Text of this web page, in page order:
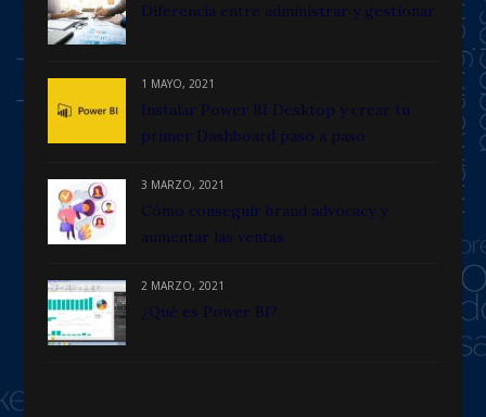
Diferencia entre administrar y gestionar
1 MAYO, 2021
Instalar Power BI Desktop y crear tu
primer Dashboard paso a paso
3 MARZO, 2021
Cómo conseguir brand advocacy y
aumentar las ventas
2 MARZO, 2021
¿Qué es Power BI?